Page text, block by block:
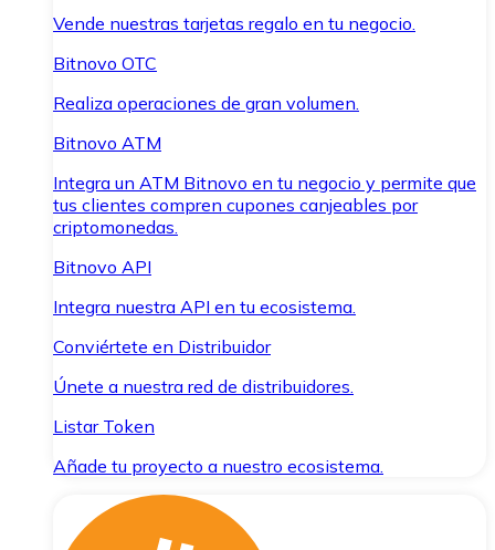
Vende nuestras tarjetas regalo en tu negocio.
Bitnovo OTC
Realiza operaciones de gran volumen.
Bitnovo ATM
Integra un ATM Bitnovo en tu negocio y permite que
tus clientes compren cupones canjeables por
criptomonedas.
Bitnovo API
Integra nuestra API en tu ecosistema.
Conviértete en Distribuidor
Únete a nuestra red de distribuidores.
Listar Token
Añade tu proyecto a nuestro ecosistema.